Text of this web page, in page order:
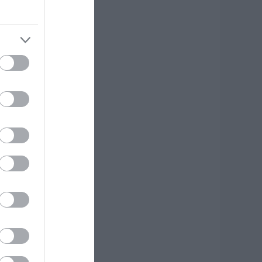
| 18:20
πένθος για τον
από
Εύβοια που
| 18:00